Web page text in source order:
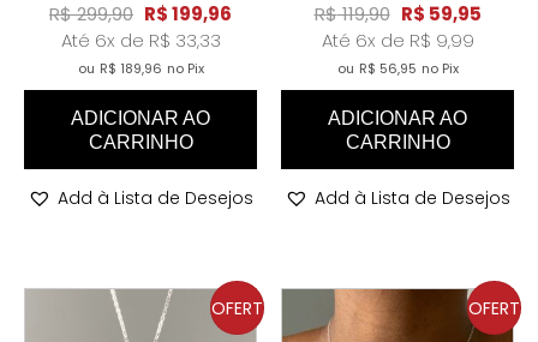
R$299,90 R$199,96
Até 6x de R$ 33,33
ou R$ 189,96 no Pix
ADICIONAR AO
CARRINHO
Add à Lista de Desejos
R$119,90 R$ 59,95
Até 6x de R$ 9,99
ou R$ 56,95 no Pix
ADICIONAR AO
CARRINHO
Add à Lista de Desejos
OFERT OFERT